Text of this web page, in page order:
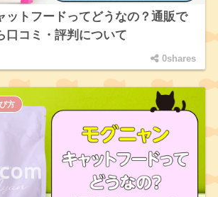
ットフードってどうなの？通販で
口コミ・評判について
0shares
方